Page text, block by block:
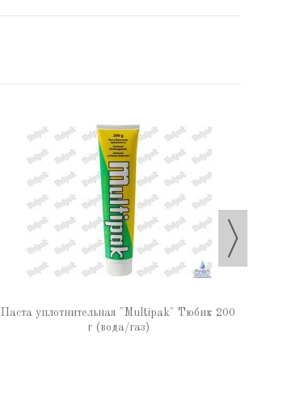
Паста уплотнительная "Multipak" Тюбик 200
г (вода/газ)